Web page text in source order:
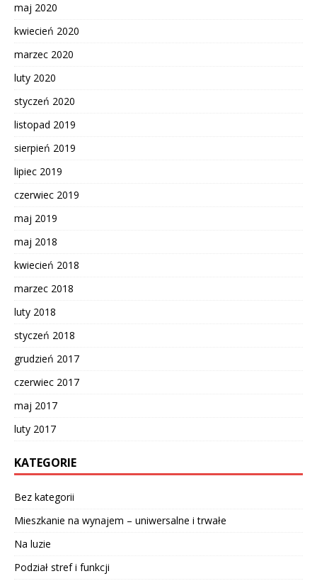
maj 2020
kwiecień 2020
marzec 2020
luty 2020
styczeń 2020
listopad 2019
sierpień 2019
lipiec 2019
czerwiec 2019
maj 2019
maj 2018
kwiecień 2018
marzec 2018
luty 2018
styczeń 2018
grudzień 2017
czerwiec 2017
maj 2017
luty 2017
KATEGORIE
Bez kategorii
Mieszkanie na wynajem – uniwersalne i trwałe
Na luzie
Podział stref i funkcji